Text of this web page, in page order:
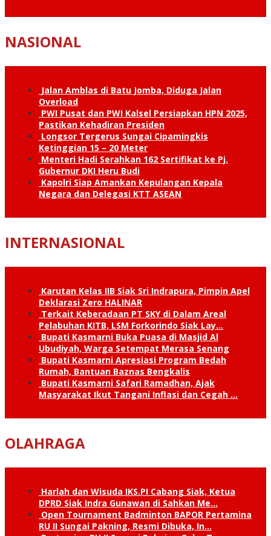
NASIONAL
Jalan Amblas di Batu Jomba, Diduga Jalan
Overload
PWI Pusat dan PWI Kalsel Persiapkan HPN 2025,
Pastikan Kehadiran Presiden
Longsor Tergerus Sungai Cipamingkis
Ketinggian 15 – 20 Meter
Menteri Hadi Serahkan 162 Sertifikat ke Pj.
Gubernur DKI Heru Budi
Kapolri Siap Amankan Kepulangan Kepala
Negara dan Delegasi KTT ASEAN
INTERNASIONAL
Karutan Kelas IIB Siak Sri Indrapura, Pimpin Apel
Deklarasi Zero HALINAR
Terkait Keberadaan PT SKY di Dalam Areal
Pelabuhan KITB, LSM Forkorindo Siak Lay…
Bupati Kasmarni Buka Puasa di Masjid Al
Ubudiyah, Warga Setempat Merasa Senang
Bupati Kasmarni Apresiasi Program Bedah
Rumah, Bantuan Baznas Bengkalis
Bupati Kasmarni Safari Ramadhan, Ajak
Masyarakat Ikut Tangani Inflasi dan Cegah …
OLAHRAGA
Harlah dan Wisuda IKS.PI Cabang Siak, Ketua
DPRD Siak Indra Gunawan di Sahkan Me…
Open Tournament Badminton BAPOR Pertamina
RU II Sungai Pakning, Resmi Dibuka, In…